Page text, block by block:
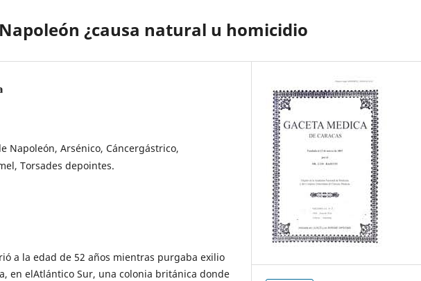
¿causa natural u homicidio
Napoleón, Arsénico, Cáncergástrico,
Torsades depointes.
a la edad de 52 años mientras purgaba exilio
en elAtlántico Sur, una colonia británica donde